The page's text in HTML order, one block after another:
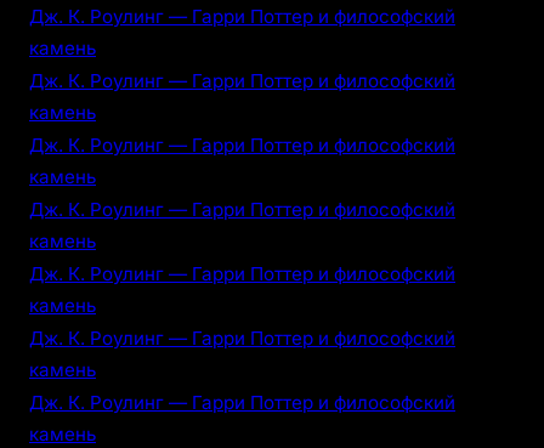
Дж. К. Роулинг — Гарри Поттер и философский
камень
Дж. К. Роулинг — Гарри Поттер и философский
камень
Дж. К. Роулинг — Гарри Поттер и философский
камень
Дж. К. Роулинг — Гарри Поттер и философский
камень
Дж. К. Роулинг — Гарри Поттер и философский
камень
Дж. К. Роулинг — Гарри Поттер и философский
камень
Дж. К. Роулинг — Гарри Поттер и философский
камень